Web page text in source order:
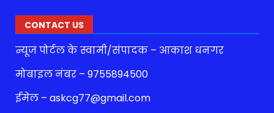
CONTACT US
न्यूज पोर्टल के स्वामी/संपादक – आकाश धनगर
मोबाइल नंबर – 9755894500
ईमेल – askcg77@gmail.com